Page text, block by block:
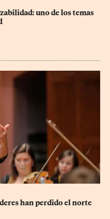
uno de los temas
han perdido el norte